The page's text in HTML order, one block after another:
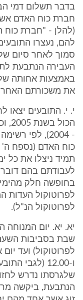
בדבר תשלום דמי
חברת כוח האדם
(להלן - "חברת
להם, נעצרו
את משכורתם
- 2004), לפי
כוח האדם (נספח ה'
תמיד ניצלו את כל
לעבודתם בהם
לפרוטוקול הנ"ל).
יא. יא. יום
הנתבעת, ביקשה